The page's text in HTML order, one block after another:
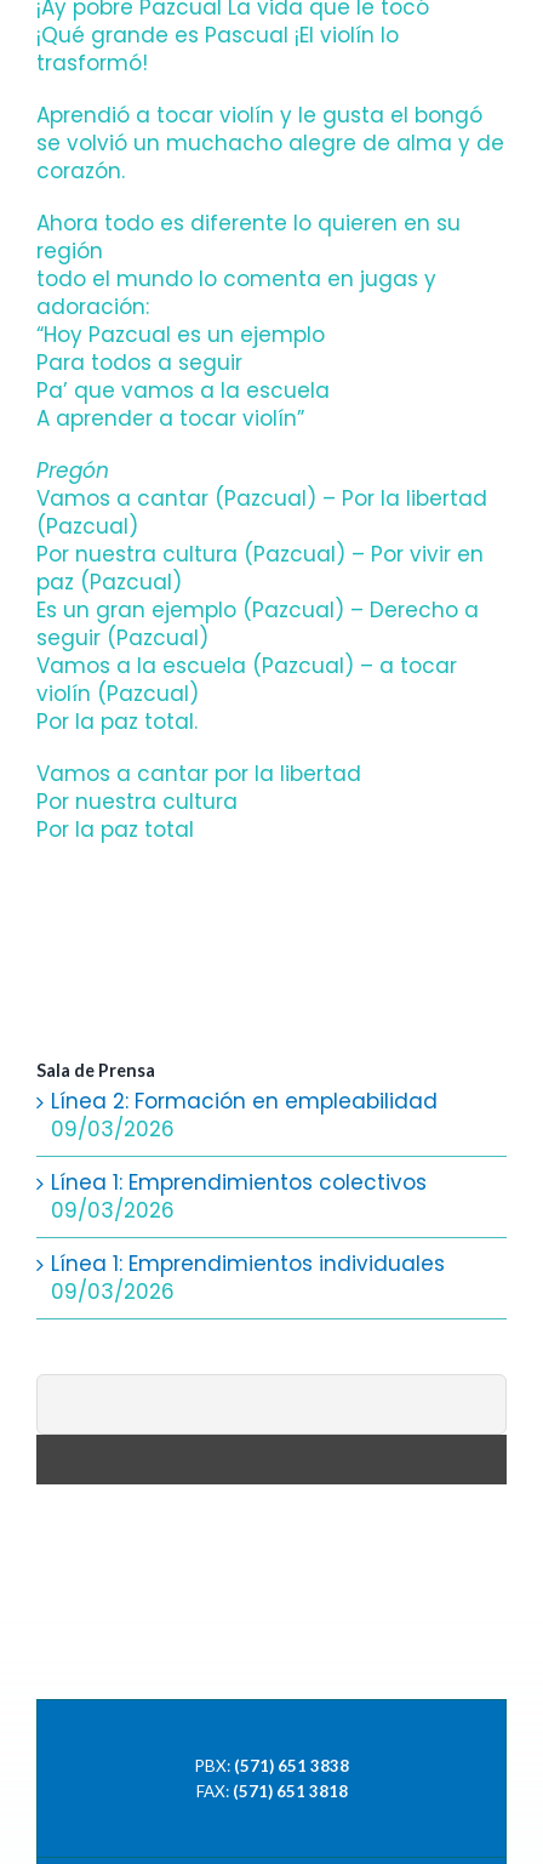
¡Ay pobre Pazcual La vida que le tocó
¡Qué grande es Pascual ¡El violín lo
trasformó!
Aprendió a tocar violín y le gusta el bongó
se volvió un muchacho alegre de alma y de
corazón.
Ahora todo es diferente lo quieren en su
región
todo el mundo lo comenta en jugas y
adoración:
“Hoy Pazcual es un ejemplo
Para todos a seguir
Pa’ que vamos a la escuela
A aprender a tocar violín”
Pregón
Vamos a cantar (Pazcual) – Por la libertad
(Pazcual)
Por nuestra cultura (Pazcual) – Por vivir en
paz (Pazcual)
Es un gran ejemplo (Pazcual) – Derecho a
seguir (Pazcual)
Vamos a la escuela (Pazcual) – a tocar
violín (Pazcual)
Por la paz total.
Vamos a cantar por la libertad
Por nuestra cultura
Por la paz total
Sala de Prensa
Línea 2: Formación en empleabilidad
09/03/2026
Línea 1: Emprendimientos colectivos
09/03/2026
Línea 1: Emprendimientos individuales
09/03/2026
PBX: (571) 651 3838
FAX: (571) 651 3818